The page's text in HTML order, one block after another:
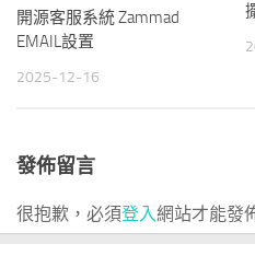
開源客服系統 Zammad
EMAIL設置
2025-12-16
發佈留言
很抱歉，必須登入網站才能發